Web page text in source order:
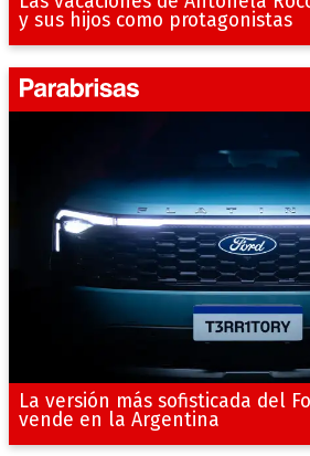
y sus hijos como protagonistas
La versión más sofisticada del
vende en la Argentina